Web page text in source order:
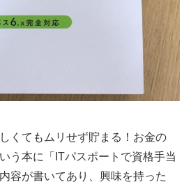
しくてもムリせず貯まる！お金の
う本に「ITパスポートで資格手当
容が書いてあり、興味を持った